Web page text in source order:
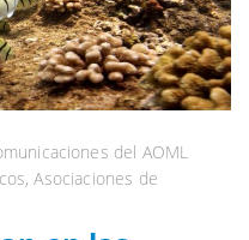
del AOML
Asociaciones de